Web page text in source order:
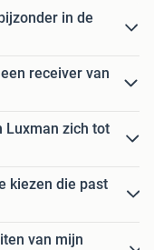
in de
receiver van
Luxman zich tot
kiezen die past
van mijn